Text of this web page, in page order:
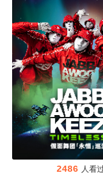
2486 人看